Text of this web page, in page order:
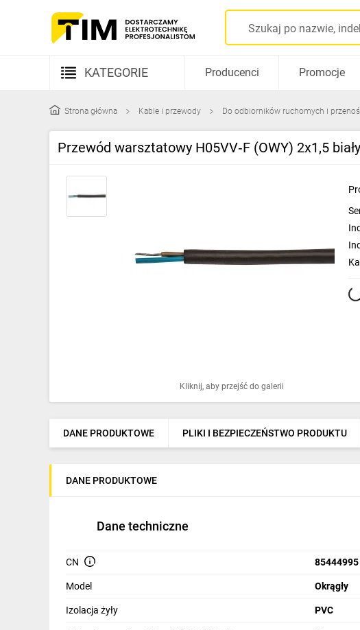
KATEGORIE
Kable i przewody
Ogrzewanie
Elektronarzędzia i mierniki
Dom i ogród
Producenci Promocje
Strona główna Kable i przewody Do odbiorników ruchomych i
Przewód warsztatowy H05VV‑F (OWY) 2x1,5
Kliknij, aby przejść do galerii
DANE PRODUKTOWE PLIKI I BEZPIECZEŃSTWO PRODUKTU
DANE PRODUKTOWE
Dane techniczne
CN 85444995
Model Okrągły
Izolacja żyły PVC